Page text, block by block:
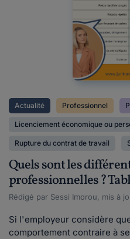
Actualité Professionnel
Licenciement économique ou
Rupture du contrat de travail
Quels sont les
professionnelles ?
Rédigé par Sessi Imorou, mis à
Si l'employeur considère
comportement contraire à